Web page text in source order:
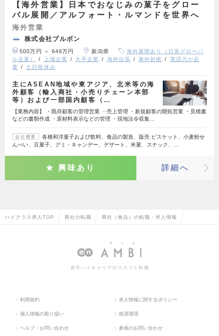
【海外営業】日本でおなじみの菓子をグロー
バル展開／アルフォート・ルマンドを世界へ
海外営業
株式会社ブルボン
500万円 ～ 649万円 新潟県
海外展開あり（日系グローバ
ル企業）
上場企業 大手企業 海外出張 海外折衝
英語力が必
要
土日祝休み
主にASEAN地域や東アジア、北米等の海
外顧客（輸入商社・小売りチェーン本部
等）および一部国内顧客（…
【業務内容】 ・既存顧客の管理営業 ・売上管理 ・新規顧客の開拓営業 ・見積書
などの書類作成 ・原材料表示などの管理 ・現地法令収集…
会社概要
各種和洋菓子および飲料、食品の製造、販売 ビスケット、小麦粉せ
んべい、豆菓子、グミ・キャンデー、デザート、米菓、スナック、…
興味あり 詳細へ
ハイクラス求人TOP 商社の転職 商社（食品）の転職・求人情報
若手ハイキャリアのスカウト転職
利用規約 求人情報に関するポリシー
個人情報の取り扱い 推奨環境
ヘルプ・お問い合わせ 参画のお問い合わせ